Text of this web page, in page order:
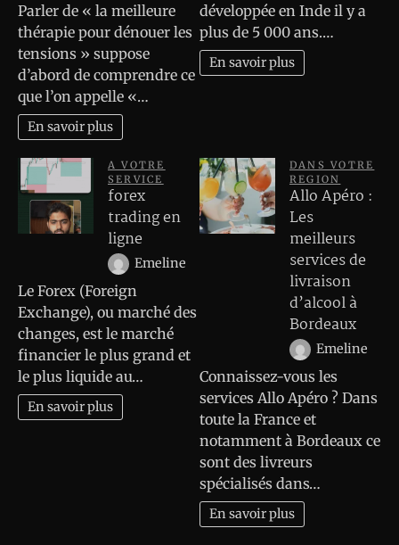
Parler de « la meilleure
thérapie pour dénouer les
tensions » suppose
d’abord de comprendre ce
que l’on appelle «…
En savoir plus
développée en Inde il y a
plus de 5 000 ans.…
En savoir plus
A VOTRE
SERVICE
forex
trading en
ligne
Emeline
Le Forex (Foreign
Exchange), ou marché des
changes, est le marché
financier le plus grand et
le plus liquide au…
En savoir plus
DANS VOTRE
REGION
Allo Apéro :
Les
meilleurs
services de
livraison
d’alcool à
Bordeaux
Emeline
Connaissez-vous les
services Allo Apéro ? Dans
toute la France et
notamment à Bordeaux ce
sont des livreurs
spécialisés dans…
En savoir plus